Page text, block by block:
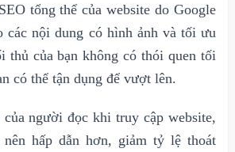
tổng thể của website do Google
các nội dung có hình ảnh và tối ưu
thủ của bạn không có thói quen tối
có thể tận dụng để vượt lên.
người đọc khi truy cập website,
hấp dẫn hơn, giảm tỷ lệ thoát